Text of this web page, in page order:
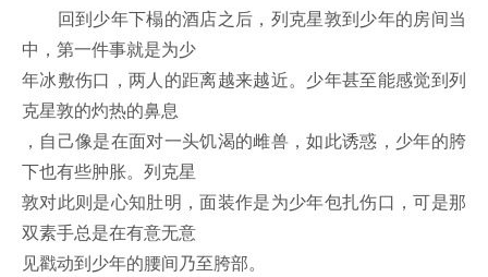
回到少年下榻的酒店之后，列克星敦到少年的房间当
中，第一件事就是为少
年冰敷伤口，两人的距离越来越近。少年甚至能感觉到列
克星敦的灼热的鼻息
，自己像是在面对一头饥渴的雌兽，如此诱惑，少年的胯
下也有些肿胀。列克星
敦对此则是心知肚明，面装作是为少年包扎伤口，可是那
双素手总是在有意无意
见戳动到少年的腰间乃至胯部。